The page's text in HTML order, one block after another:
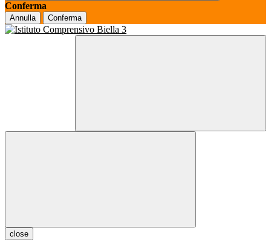
Conferma
Annulla Conferma
close